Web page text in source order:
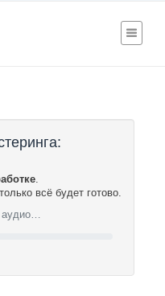
.
всё будет готово.
аудио…